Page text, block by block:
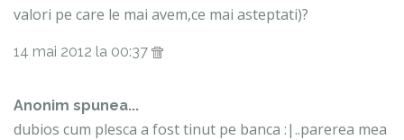
valori pe care le mai avem,ce mai asteptati)?
14 mai 2012 la 00:37
Anonim spunea...
dubios cum plesca a fost tinut pe banca :|..parerea mea